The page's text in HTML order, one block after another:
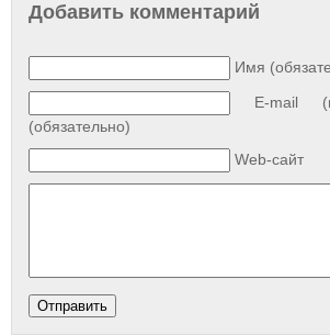
Добавить комментарий
Имя
E-mail
(обязательно)
Web-сайт